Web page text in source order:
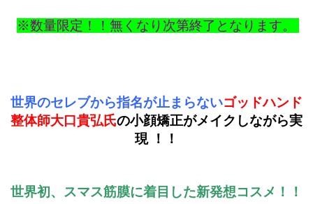
※数量限定！！無くなり次第終了となります。
世界のセレブから指名が止まらないゴッドハンド
整体師大口貴弘氏の小顔矯正がメイクしながら実
現 ！！
世界初、スマス筋膜に着目した新発想コスメ！！